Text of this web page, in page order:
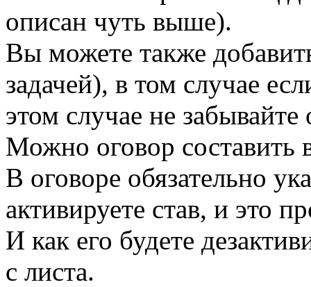
описан чуть выше).
Вы можете также
задачей), в том случае
этом случае не
Можно оговор составить
В оговоре обязательно
активируете став, и это
И как его будете
с листа.